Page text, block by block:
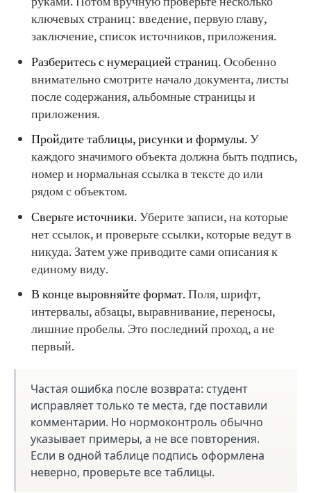
ключевых страниц: введение, первую главу,
заключение, список источников, приложения.
Разберитесь с нумерацией страниц.Особенно
внимательно смотрите начало документа, листы
после содержания, альбомные страницы и
приложения.
Пройдите таблицы, рисунки и формулы.У
каждого значимого объекта должна быть подпись,
номер и нормальная ссылка в тексте до или
рядом с объектом.
Сверьте источники.Уберите записи, на которые
нет ссылок, и проверьте ссылки, которые ведут в
никуда. Затем уже приводите сами описания к
единому виду.
В конце выровняйте формат.Поля, шрифт,
интервалы, абзацы, выравнивание, переносы,
лишние пробелы. Это последний проход, а не
первый.
Частая ошибка после возврата: студент
исправляет только те места, где поставили
комментарии. Но нормоконтроль обычно
указывает примеры, а не все повторения.
Если в одной таблице подпись оформлена
неверно, проверьте все таблицы.